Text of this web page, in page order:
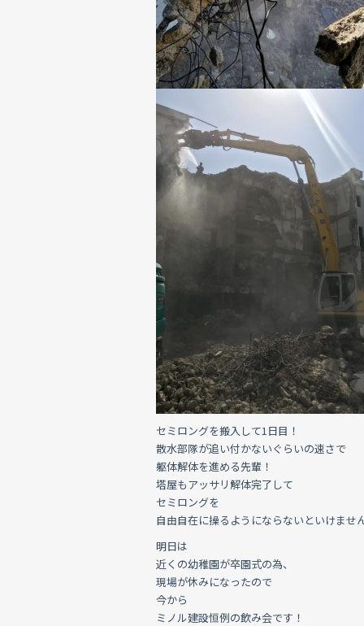
セミロングを搬入して1日目！
散水部隊が追い付かないぐらいの速さで
躯体解体を進める先輩！
塔屋もアッサリ解体完了して
セミロングを
自由自在に操るようにならないといけませ
明日は
近くの幼稚園が卒園式の為、
現場が休みになったので
今から
ミノル建設恒例の飲み会です！